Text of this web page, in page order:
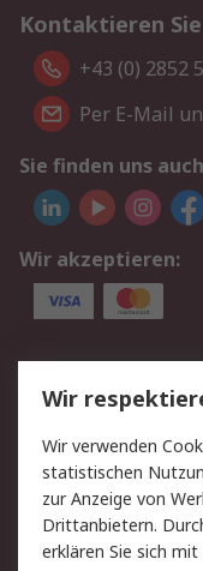
Kontaktieren
+43 (0) 2852
Per E-Mail
Sie finden uns
Wir akzeptieren:
Service
Value Added
Rücksendung/
Hilfe
Rechtliches
Wir
Wir verwenden
statistischen
zur Anzeige von
Drittanbietern.
erklären Sie sich